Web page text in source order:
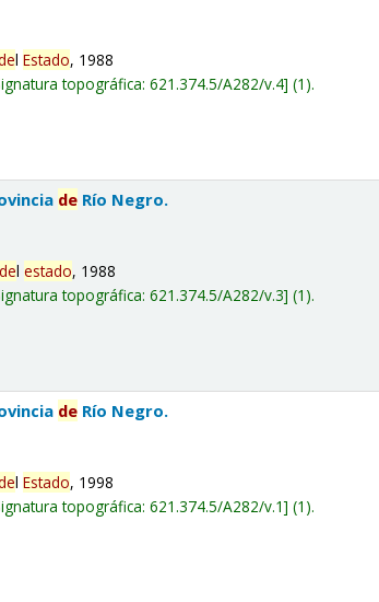
lEstado, 1988
topográfica:621.374.5/A282/v.4 (1).
de Río Negro.
delestado, 1988
topográfica:621.374.5/A282/v.3 (1).
de Río Negro.
lEstado, 1998
topográfica:621.374.5/A282/v.1 (1).